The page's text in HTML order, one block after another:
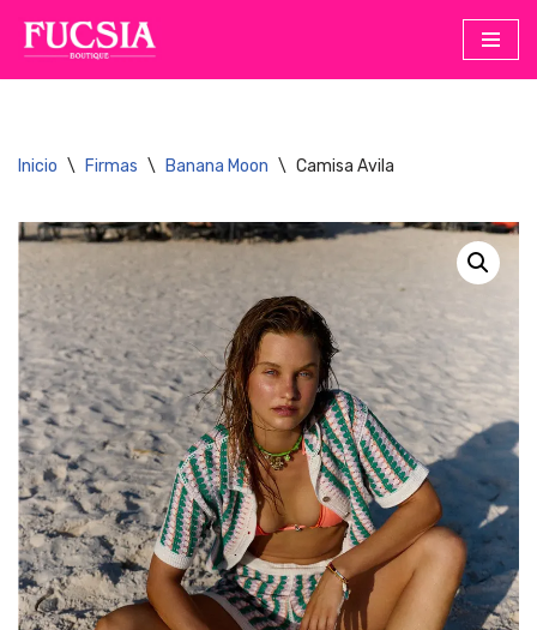
Saltar
Inicio \ Firmas \ Banana Moon \ Camisa Avila